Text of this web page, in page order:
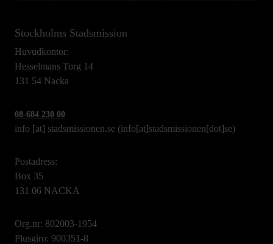
Stockholms Stadsmission
Huvudkontor:
Hesselmans Torg 14
131 54 Nacka
08-684 230 00
info [at] stadsmissionen.se (info[at]stadsmissionen[dot]se)
Postadress:
Box 35
131 06 NACKA
Org.nr: 802003-1954
Plusgiro: 900351-8